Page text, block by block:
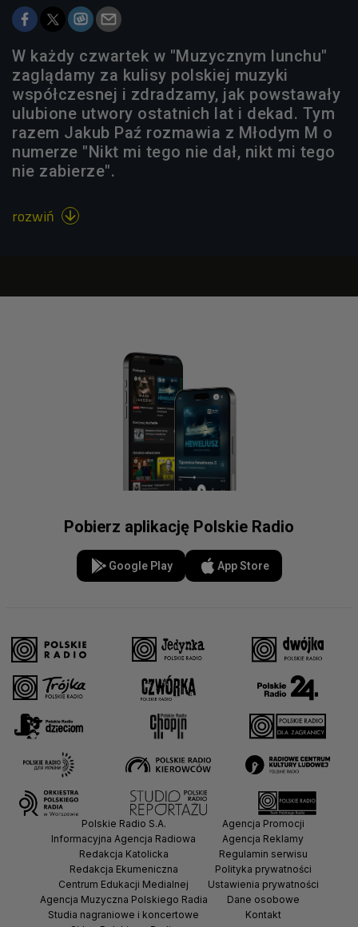
W każdy czwartek w "Muzycznym lunchu"
zaglądamy za kulisy polskiej muzyki
współczesnej i zdradzamy, jak powstawały
ulubione utwory ostatnich lat i dekad. Tym
razem Jakub Paź rozmawia z Młodym M o
numerze "Nikt mi tego nie dał, nikt mi tego
nie zabierze".
rozwiń 
Pobierz aplikację Polskie Radio
Google Play App Store
Polskie Radio S.A.
Informacyjna Agencja Radiowa
Redakcja Katolicka
Redakcja Ekumeniczna
Centrum Edukacji Medialnej
Agencja Muzyczna Polskiego Radia
Studia nagraniowe i koncertowe
Agencja Promocji
Agencja Reklamy
Regulamin serwisu
Polityka prywatności
Ustawienia prywatności
Dane osobowe
Kontakt